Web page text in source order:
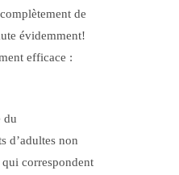
de
évidemment!
efficace :
du
d’adultes non
correspondent